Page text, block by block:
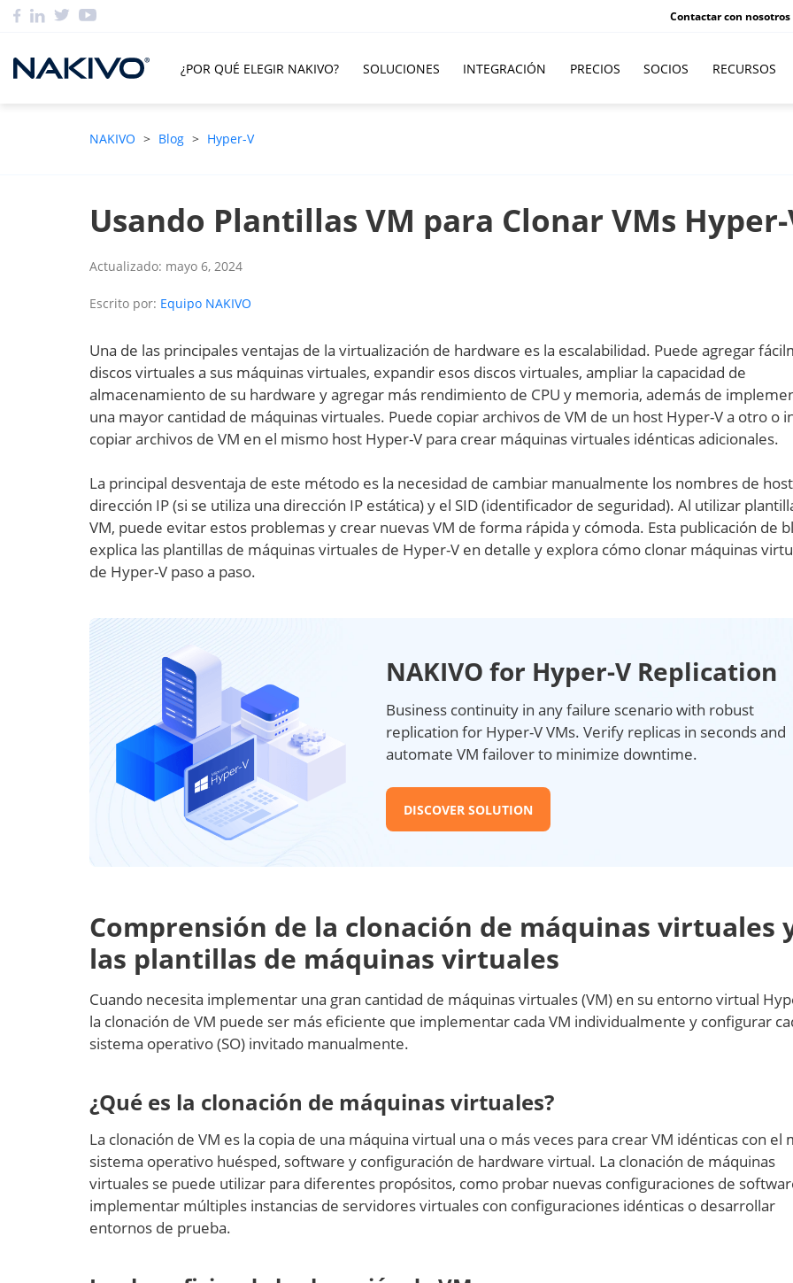
Contactar con nosotros
¿POR QUÉ ELEGIR NAKIVO? SOLUCIONES INTEGRACIÓN PRECIOS SOCIOS RECURSOS
NAKIVO > Blog > Hyper-V
Usando Plantillas VM para Clonar VMs
Actualizado: mayo 6, 2024
Escrito por: Equipo NAKIVO
Una de las principales ventajas de la virtualización de hardware es la escalabilidad. Puede agregar
discos virtuales a sus máquinas virtuales, expandir esos discos virtuales, ampliar la capacidad de
almacenamiento de su hardware y agregar más rendimiento de CPU y memoria, además de
una mayor cantidad de máquinas virtuales. Puede copiar archivos de VM de un host Hyper-V a otro o
copiar archivos de VM en el mismo host Hyper-V para crear máquinas virtuales idénticas adicionales.
La principal desventaja de este método es la necesidad de cambiar manualmente los nombres de
dirección IP (si se utiliza una dirección IP estática) y el SID (identificador de seguridad). Al utilizar
VM, puede evitar estos problemas y crear nuevas VM de forma rápida y cómoda. Esta publicación de
explica las plantillas de máquinas virtuales de Hyper-V en detalle y explora cómo clonar máquinas
de Hyper-V paso a paso.
NAKIVO for Hyper-V Replication
Business continuity in any failure scenario with robust
replication for Hyper-V VMs. Verify replicas in seconds and
automate VM failover to minimize downtime.
DISCOVER SOLUTION
Comprensión de la clonación de máquinas virtuales
las plantillas de máquinas virtuales
Cuando necesita implementar una gran cantidad de máquinas virtuales (VM) en su entorno virtual
la clonación de VM puede ser más eficiente que implementar cada VM individualmente y configurar
sistema operativo (SO) invitado manualmente.
¿Qué es la clonación de máquinas virtuales?
La clonación de VM es la copia de una máquina virtual una o más veces para crear VM idénticas con el
sistema operativo huésped, software y configuración de hardware virtual. La clonación de máquinas
virtuales se puede utilizar para diferentes propósitos, como probar nuevas configuraciones de
implementar múltiples instancias de servidores virtuales con configuraciones idénticas o desarrollar
entornos de prueba.